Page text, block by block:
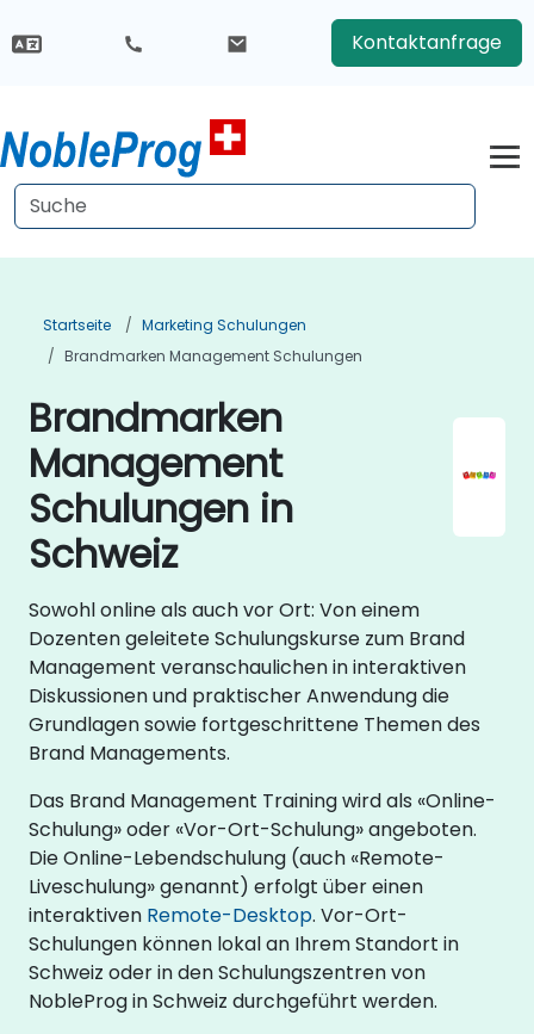
Kontaktanfrage
Startseite
Marketing Schulungen
Brandmarken Management Schulungen
Brandmarken
Management
Schulungen in
Schweiz
Sowohl online als auch vor Ort: Von einem
Dozenten geleitete Schulungskurse zum Brand
Management veranschaulichen in interaktiven
Diskussionen und praktischer Anwendung die
Grundlagen sowie fortgeschrittene Themen des
Brand Managements.
Das Brand Management Training wird als «Online-
Schulung» oder «Vor-Ort-Schulung» angeboten.
Die Online-Lebendschulung (auch «Remote-
Liveschulung» genannt) erfolgt über einen
interaktiven Remote-Desktop. Vor-Ort-
Schulungen können lokal an Ihrem Standort in
Schweiz oder in den Schulungszentren von
NobleProg in Schweiz durchgeführt werden.